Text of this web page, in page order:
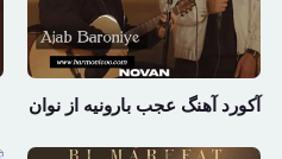
آکورد آهنگ عجب بارونیه از نوان